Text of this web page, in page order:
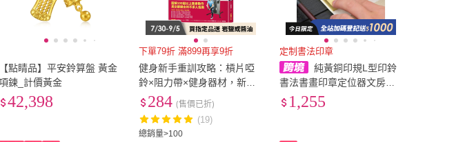
【點睛品】平安鈴算盤 黃金
鍊_計價黃金
42,398
下單79折 滿899再享9折
健身新手重訓攻略：槓片啞
鈴×阻力帶×健身器材，新手
必學的五大重訓，教你正確
施力、精準增肌
總銷量>100
284 (售價已折)
(19)
定制書法印章
純黃銅印規L型印鈴
書法書畫印章定位器文房四
寶印距印章定製廠家 【澄居
好物】
1,255